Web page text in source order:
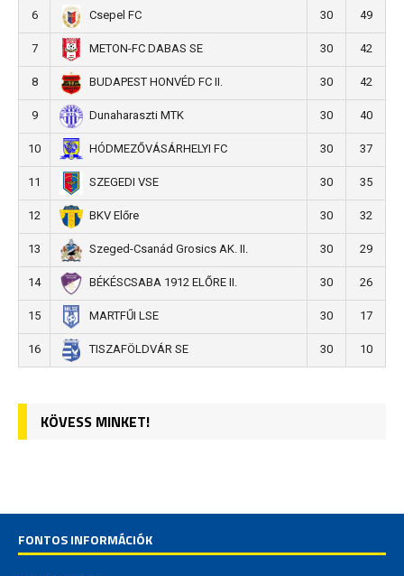
6 Csepel FC 30 49
7 METON-FC DABAS SE 30 42
8 BUDAPEST HONVÉD FC II. 30 42
9 Dunaharaszti MTK 30 40
10 HÓDMEZŐVÁSÁRHELYI FC 30 37
11 SZEGEDI VSE 30 35
12 BKV Előre 30 32
13 Szeged-Csanád Grosics AK. II. 30 29
14 BÉKÉSCSABA 1912 ELŐRE II. 30 26
15 MARTFŰI LSE 30 17
16 TISZAFÖLDVÁR SE 30 10
KÖVESS MINKET!
FONTOS INFORMÁCIÓK